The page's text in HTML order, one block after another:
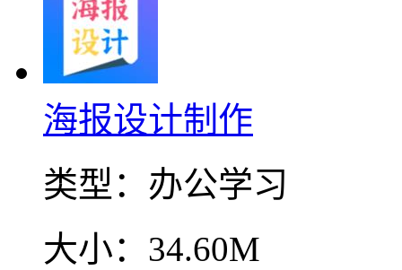
海报设计制作
类型： 办公学习
大小： 34.60M